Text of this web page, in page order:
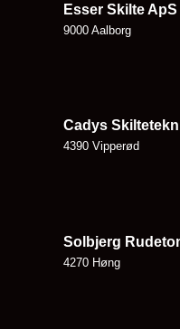
Esser Skilte ApS
9000 Aalborg
Cadys
4390 Vipperød
Solbjerg
4270 Høng